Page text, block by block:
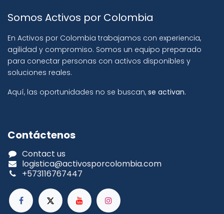
Somos Activos por Colombia
En Activos por Colombia trabajamos con experiencia,
agilidad y compromiso. Somos un equipo preparado
para conectar personas con activos disponibles y
soluciones reales.
Aquí, las oportunidades no se buscan, se activan.
Contáctenos
Contact us
logistica@activosporcolombia.com
+573116767447